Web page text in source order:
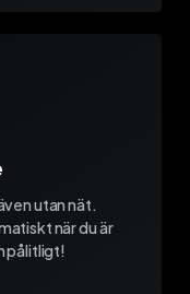
utan nät.
när du är
pålitligt!